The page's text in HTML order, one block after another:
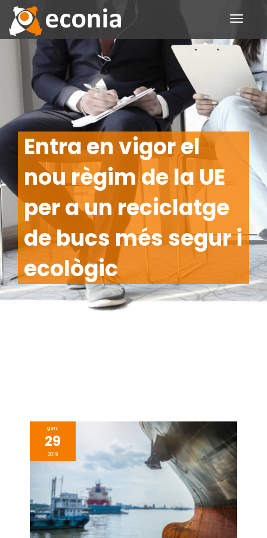
Toggle
Entra en vigor el
nou règim de la UE
per a un reciclatge
de bucs més segur i
ecològic
gen.
29
2019